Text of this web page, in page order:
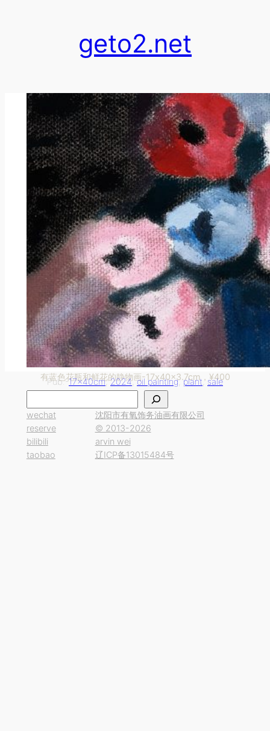
geto2.net
有蓝色花瓶和鲜花的静物画-17x40x3.7cm，¥400
Pub.-17x40cm, 2024, oil painting, plant , sale
索
wechat
reserve
bilibili
taobao
沈阳市有氧饰务油画有限公司
© 2013-2026
arvin wei
辽ICP备13015484号